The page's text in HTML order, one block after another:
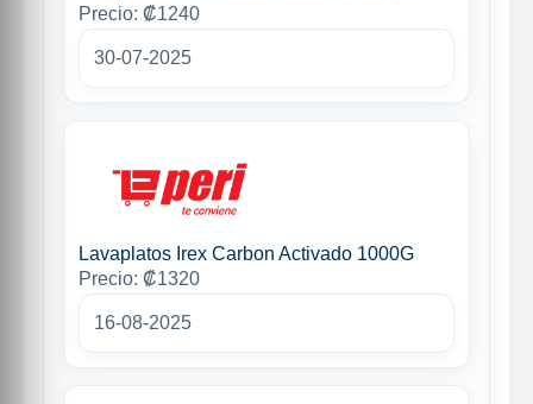
Precio: ₡1240
30-07-2025
Lavaplatos Irex Carbon Activado 1000G
Precio: ₡1320
16-08-2025